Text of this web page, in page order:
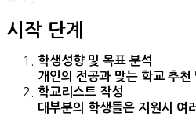
시작 단계
학생성향 및 목표 분석
개인의 전공과 맞는 학교 추천
학교리스트 작성
대부분의 학생들은 지원시 여